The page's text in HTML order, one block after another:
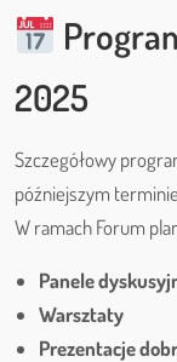
2025
Szczegółowy
późniejszym
W ramach Forum
Panele
Warsztaty
Prezentacje